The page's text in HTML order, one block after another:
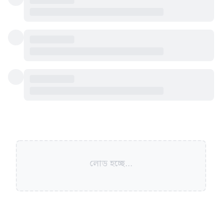
লোড হচ্ছে...